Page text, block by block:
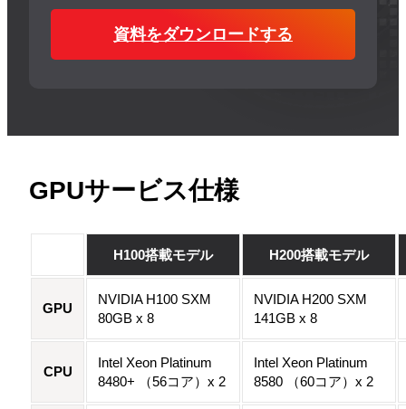
資料をダウンロードする
GPUサービス仕様
H100搭載モデル H200搭載モデル
GPU
NVIDIA H100 SXM
80GB x 8
NVIDIA H200 SXM
141GB x 8
CPU
Intel Xeon Platinum
8480+ （56コア）x 2
Intel Xeon Platinum
8580 （60コア）x 2